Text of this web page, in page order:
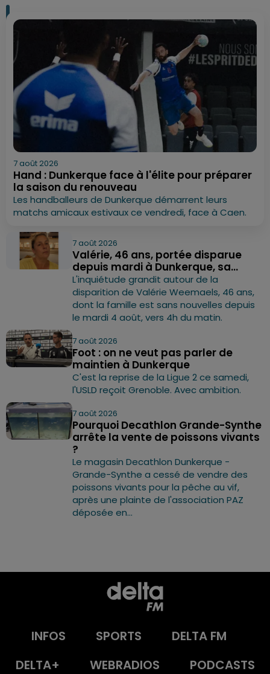
7 août 2026
Hand : Dunkerque face à l'élite pour préparer
la saison du renouveau
Les handballeurs de Dunkerque démarrent leurs
matchs amicaux estivaux ce vendredi, face à Caen.
7 août 2026
Valérie, 46 ans, portée disparue
depuis mardi à Dunkerque, sa...
L'inquiétude grandit autour de la
disparition de Valérie Weemaels, 46 ans,
dont la famille est sans nouvelles depuis
le mardi 4 août, vers 4h du matin.
7 août 2026
Foot : on ne veut pas parler de
maintien à Dunkerque
C'est la reprise de la Ligue 2 ce samedi,
l'USLD reçoit Grenoble. Avec ambition.
7 août 2026
Pourquoi Decathlon Grande-Synthe
arrête la vente de poissons vivants
?
Le magasin Decathlon Dunkerque -
Grande-Synthe a cessé de vendre des
poissons vivants pour la pêche au vif,
après une plainte de l'association PAZ
déposée en...
INFOS SPORTS
DELTA FM
DELTA+
WEBRADIOS PODCASTS